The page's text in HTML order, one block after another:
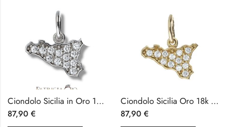
Ciondolo Sicilia in Oro 18k Bianco
87,90 €
Ciondolo Sicilia Oro 18k con Zirconi
87,90 €